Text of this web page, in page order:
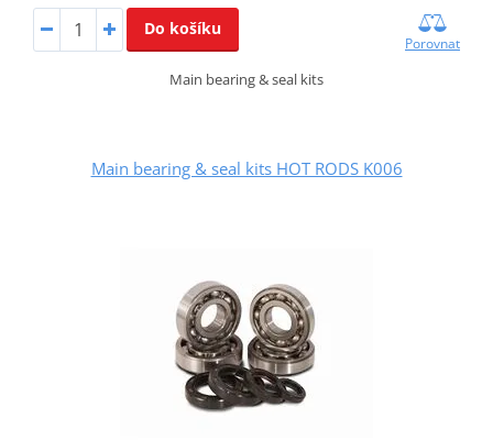
Do košíku
Porovnat
Main bearing & seal kits
Main bearing & seal kits HOT RODS K006